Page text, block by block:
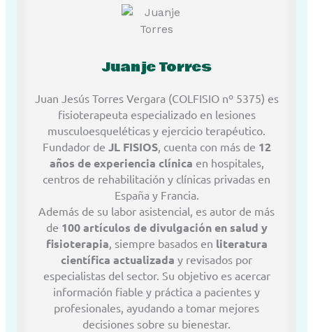
Juanje Torres
Juan Jesús Torres Vergara (COLFISIO nº 5375) es
fisioterapeuta especializado en lesiones
musculoesqueléticas y ejercicio terapéutico.
Fundador de JL FISIOS, cuenta con más de 12
años de experiencia clínica en hospitales,
centros de rehabilitación y clínicas privadas en
España y Francia.
Además de su labor asistencial, es autor de más
de 100 artículos de divulgación en salud y
fisioterapia, siempre basados en literatura
científica actualizada y revisados por
especialistas del sector. Su objetivo es acercar
información fiable y práctica a pacientes y
profesionales, ayudando a tomar mejores
decisiones sobre su bienestar.